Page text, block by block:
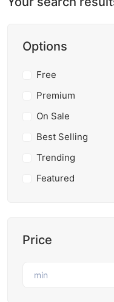
Options
Free
Premium
On Sale
Best Selling
Trending
Featured
Price